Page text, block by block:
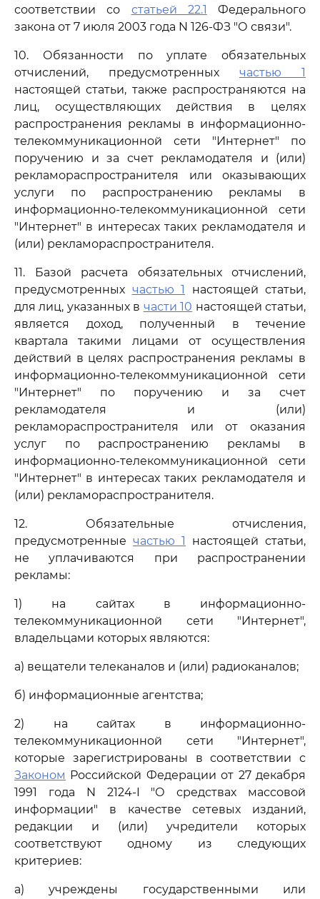
соответствии со статьей 22.1 Федерального
закона от 7 июля 2003 года N 126-ФЗ "О связи".
10. Обязанности по уплате обязательных
отчислений, предусмотренных частью 1
настоящей статьи, также распространяются на
лиц, осуществляющих действия в целях
распространения рекламы в информационно-
телекоммуникационной сети "Интернет" по
поручению и за счет рекламодателя и (или)
рекламораспространителя или оказывающих
услуги по распространению рекламы в
информационно-телекоммуникационной сети
"Интернет" в интересах таких рекламодателя и
(или) рекламораспространителя.
11. Базой расчета обязательных отчислений,
предусмотренных частью 1
настоящей статьи,
для лиц, указанных в части 10 настоящей статьи,
является доход, полученный в течение
квартала такими лицами от осуществления
действий в целях распространения рекламы в
информационно-телекоммуникационной сети
"Интернет" по поручению и за счет
рекламодателя и (или)
рекламораспространителя или от оказания
услуг по распространению рекламы в
информационно-телекоммуникационной сети
"Интернет" в интересах таких рекламодателя и
(или) рекламораспространителя.
12. Обязательные отчисления,
предусмотренные частью 1
настоящей статьи,
не уплачиваются при распространении
рекламы:
1) на сайтах в информационно-
телекоммуникационной сети "Интернет",
владельцами которых являются:
а) вещатели телеканалов и (или) радиоканалов;
б) информационные агентства;
2) на сайтах в информационно-
телекоммуникационной сети "Интернет",
которые зарегистрированы в соответствии с
Законом Российской Федерации от 27 декабря
1991 года N 2124-I "О средствах массовой
информации" в качестве сетевых изданий,
редакции и (или) учредители которых
соответствуют одному из следующих
критериев:
а) учреждены государственными или